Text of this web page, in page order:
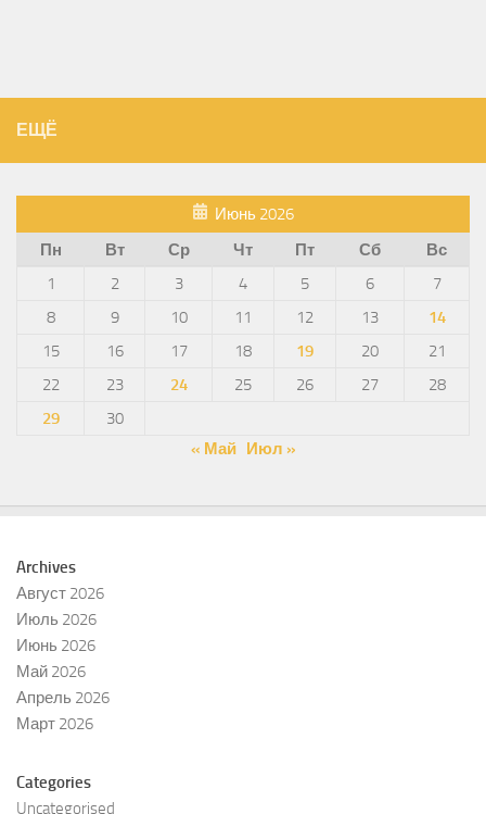
ЕЩЁ
Июнь 2026
Пн
Вт Ср Чт Пт Сб
Вс
1
2 3 4 5 6
7
8
9 10 11 12 13
14
15
16 17 18 19 20
21
22
23 24 25 26 27
28
29
30
« Май Июл »
Archives
Август 2026
Июль 2026
Июнь 2026
Май 2026
Апрель 2026
Март 2026
Categories
Uncategorised